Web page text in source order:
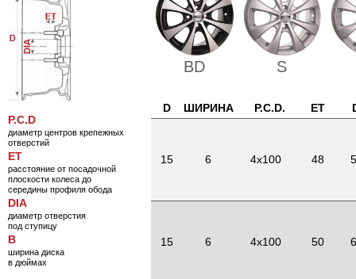
P.C.D
диаметр центров крепежных
отверстий
ET
расстояние от посадочной
плоскости колеса до
середины профиля обода
DIA
диаметр отверстия
под ступицу
B
ширина диска
в дюймах
BD S
D ШИРИНА P.C.D. ET
15 6 4x100 48
15 6 4x100 50